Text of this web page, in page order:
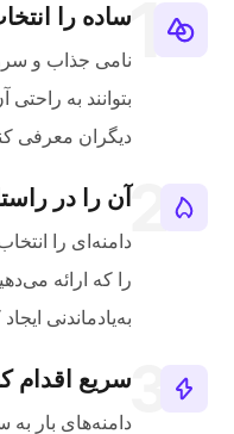
ساده را
نامی جذاب و
بتوانند به
دیگران معرفی
آن را در
دامنه‌ای را
را که ارائه
به‌یادماندنی ایجاد
سریع اقدام
دامنه‌های بار